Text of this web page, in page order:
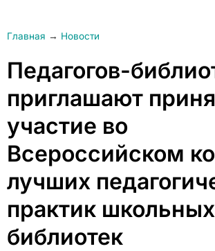
Главная → Новости
Педагогов-
приглашают
участие во
Всероссийском
лучших
практик школьных
библиотек